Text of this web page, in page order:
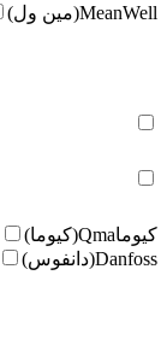
MeanWell(مین ول)
کیوماQma(کیوما)
Danfoss(دانفوس)